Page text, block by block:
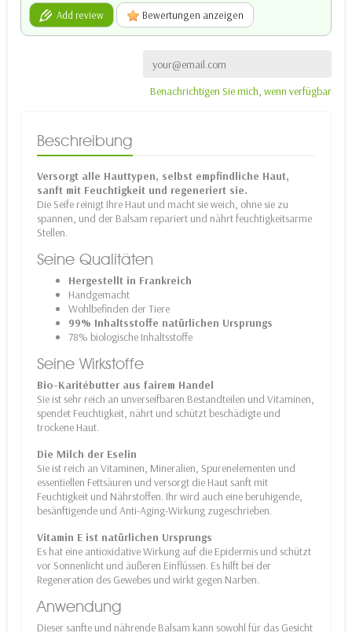
Add review Bewertungen anzeigen
Benachrichtigen Sie mich, wenn verfügbar
Beschreibung
Versorgt alle Hauttypen, selbst empfindliche Haut,
sanft mit Feuchtigkeit und regeneriert sie.
Die Seife reinigt Ihre Haut und macht sie weich, ohne sie zu
spannen, und der Balsam repariert und nährt feuchtigkeitsarme
Stellen.
Seine Qualitäten
Hergestellt in Frankreich
Handgemacht
Wohlbefinden der Tiere
99% Inhaltsstoffe natürlichen Ursprungs
78% biologische Inhaltsstoffe
Seine Wirkstoffe
Bio-Karitébutter aus fairem Handel
Sie ist sehr reich an unverseifbaren Bestandteilen und Vitaminen,
spendet Feuchtigkeit, nährt und schützt beschädigte und
trockene Haut.
Die Milch der Eselin
Sie ist reich an Vitaminen, Mineralien, Spurenelementen und
essentiellen Fettsäuren und versorgt die Haut sanft mit
Feuchtigkeit und Nährstoffen. Ihr wird auch eine beruhigende,
besänftigende und Anti-Aging-Wirkung zugeschrieben.
Vitamin E ist natürlichen Ursprungs
Es hat eine antioxidative Wirkung auf die Epidermis und schützt
vor Sonnenlicht und äußeren Einflüssen. Es hilft bei der
Regeneration des Gewebes und wirkt gegen Narben.
Anwendung
Dieser sanfte und nährende Balsam kann sowohl für das Gesicht